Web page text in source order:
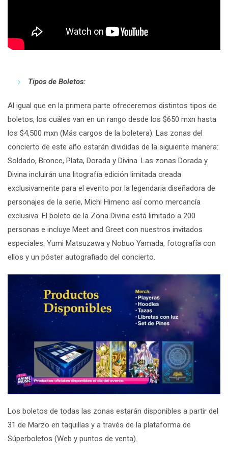
Tipos de Boletos:
Al igual que en la primera parte ofreceremos distintos tipos de
boletos, los cuáles van en un rango desde los $650 mxn hasta
los $4,500 mxn (Más cargos de la boletera). Las zonas del
concierto de este año estarán divididas de la siguiente manera:
Soldado, Bronce, Plata, Dorada y Divina. Las zonas Dorada y
Divina incluirán una litografía edición limitada creada
exclusivamente para el evento por la legendaria diseñadora de
personajes de la serie, Michi Himeno así como mercancía
exclusiva. El boleto de la Zona Divina está limitado a 200
personas e incluye Meet and Greet con nuestros invitados
especiales: Yumi Matsuzawa y Nobuo Yamada, fotografía con
ellos y un póster autografiado del concierto.
Los boletos de todas las zonas estarán disponibles a partir del
31 de Marzo en taquillas y a través de la plataforma de
Súperboletos (Web y puntos de venta).